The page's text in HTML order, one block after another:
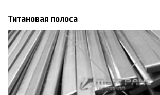
Титановая полоса